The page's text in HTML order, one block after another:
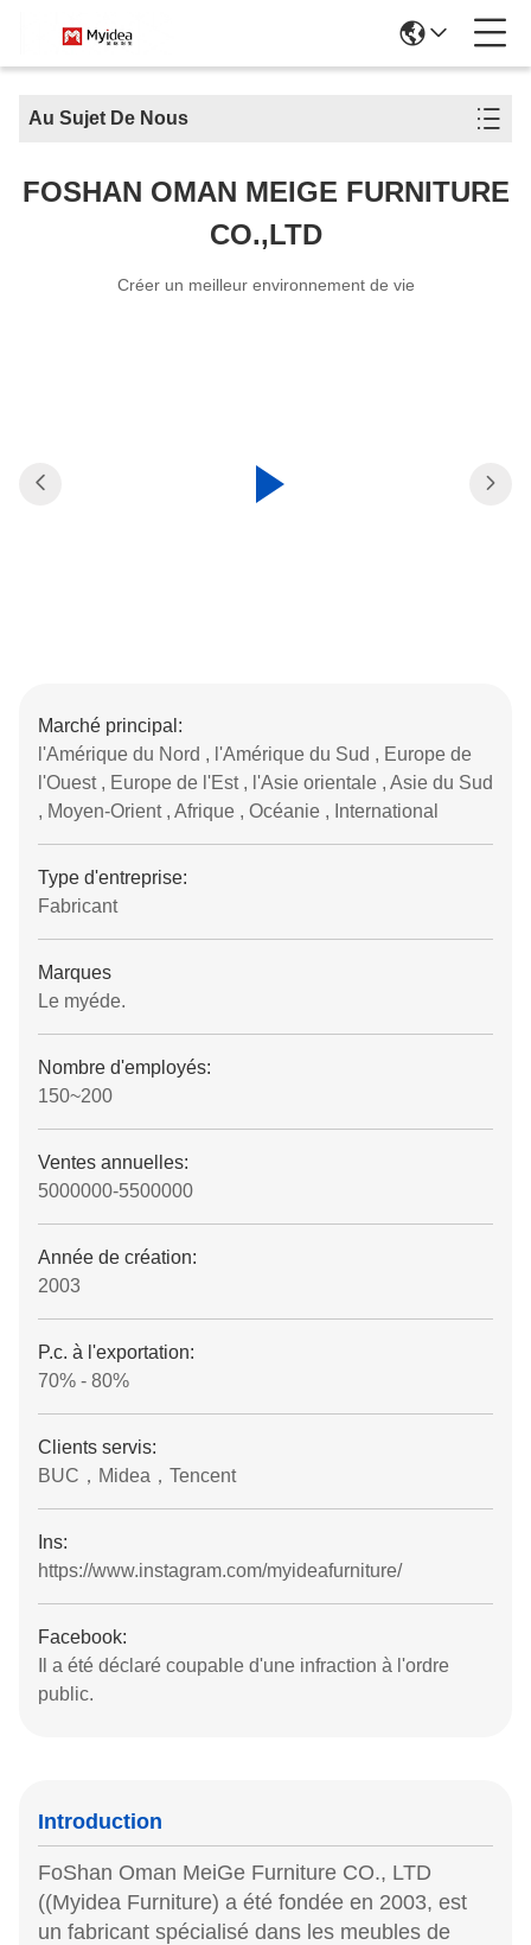
Au Sujet De Nous
FOSHAN OMAN MEIGE FURNITURE
CO.,LTD
Créer un meilleur environnement de vie
Marché principal:
l'Amérique du Nord , l'Amérique du Sud , Europe de
l'Ouest , Europe de l'Est , l'Asie orientale , Asie du Sud
, Moyen-Orient , Afrique , Océanie , International
Type d'entreprise:
Fabricant
Marques
Le myéde.
Nombre d'employés:
150~200
Ventes annuelles:
5000000-5500000
Année de création:
2003
P.c. à l'exportation:
70% - 80%
Clients servis:
BUC，Midea，Tencent
Ins:
https://www.instagram.com/myideafurniture/
Facebook:
Il a été déclaré coupable d'une infraction à l'ordre
public.
Introduction
FoShan Oman MeiGe Furniture CO., LTD
((Myidea Furniture) a été fondée en 2003, est
un fabricant spécialisé dans les meubles de